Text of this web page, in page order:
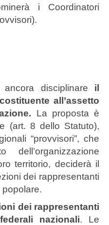
i Coordinatori
disciplinare il
all’assetto
La proposta è
(art. 8 dello Statuto),
“provvisori”, che
territorio, deciderà il
dei rappresentanti
popolare.
dei rappresentanti
nazionali. Le